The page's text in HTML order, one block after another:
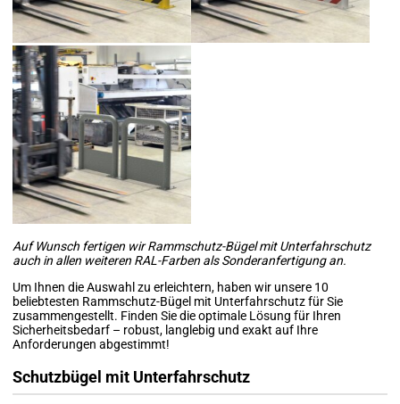
Auf Wunsch fertigen wir Rammschutz-Bügel mit Unterfahrschutz
auch in allen weiteren RAL-Farben als Sonderanfertigung an.
Um Ihnen die Auswahl zu erleichtern, haben wir unsere 10
beliebtesten Rammschutz-Bügel mit Unterfahrschutz für Sie
zusammengestellt. Finden Sie die optimale Lösung für Ihren
Sicherheitsbedarf – robust, langlebig und exakt auf Ihre
Anforderungen abgestimmt!
Schutzbügel mit Unterfahrschutz